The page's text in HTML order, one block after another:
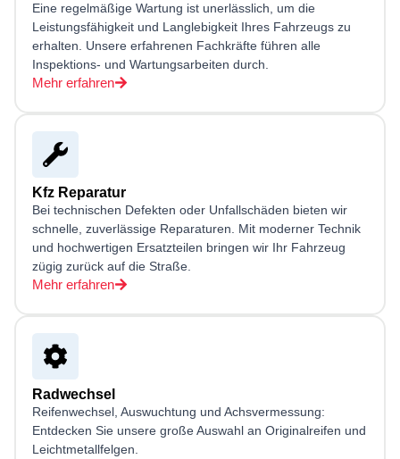
Eine regelmäßige Wartung ist unerlässlich, um die
Leistungsfähigkeit und Langlebigkeit Ihres Fahrzeugs zu
erhalten. Unsere erfahrenen Fachkräfte führen alle
Inspektions- und Wartungsarbeiten durch.
Mehr erfahren
Kfz Reparatur
Bei technischen Defekten oder Unfallschäden bieten wir
schnelle, zuverlässige Reparaturen. Mit moderner Technik
und hochwertigen Ersatzteilen bringen wir Ihr Fahrzeug
zügig zurück auf die Straße.
Mehr erfahren
Radwechsel
Reifenwechsel, Auswuchtung und Achsvermessung:
Entdecken Sie unsere große Auswahl an Originalreifen und
Leichtmetallfelgen.